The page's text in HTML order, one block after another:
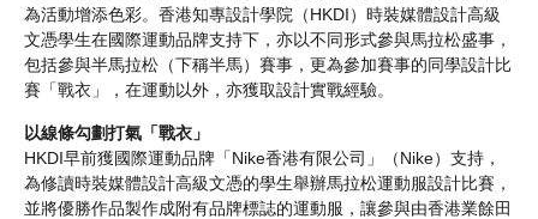
為活動增添色彩。香港知專設計學院（HKDI）時裝媒體設計高級
文憑學生在國際運動品牌支持下，亦以不同形式參與馬拉松盛事，
包括參與半馬拉松（下稱半馬）賽事，更為參加賽事的同學設計比
賽「戰衣」，在運動以外，亦獲取設計實戰經驗。
以線條勾劃打氣「戰衣」
HKDI早前獲國際運動品牌「Nike香港有限公司」（Nike）支持，
為修讀時裝媒體設計高級文憑的學生舉辦馬拉松運動服設計比賽，
並將優勝作品製作成附有品牌標誌的運動服，讓參與由香港業餘田